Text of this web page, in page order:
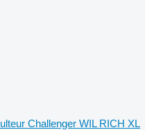
Challenger WIL RICH XL